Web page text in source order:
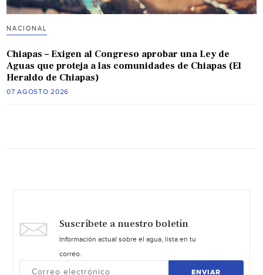
NACIONAL
Chiapas – Exigen al Congreso aprobar una Ley de
Aguas que proteja a las comunidades de Chiapas (El
Heraldo de Chiapas)
07 AGOSTO 2026
Suscríbete a nuestro boletín
Información actual sobre el agua, lista en tu
correo.
ENVIAR